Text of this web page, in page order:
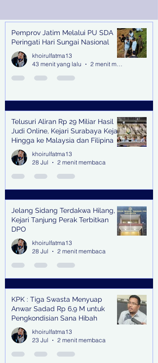
Recent Posts
Pemprov Jatim Melalui PU SDA
Peringati Hari Sungai Nasional
khoirulfatma13
43 menit yang lalu
2 menit membaca
Telusuri Aliran Rp 29 Miliar Hasil
Judi Online, Kejari Surabaya Kejar
Hingga ke Malaysia dan Filipina
khoirulfatma13
28 Jul
2 menit membaca
Jelang Sidang Terdakwa Hilang,
Kejari Tanjung Perak Terbitkan
DPO
khoirulfatma13
28 Jul
2 menit membaca
KPK : Tiga Swasta Menyuap
Anwar Sadad Rp 6,9 M untuk
Pengkondisian Sana Hibah
khoirulfatma13
23 Jul
2 menit membaca